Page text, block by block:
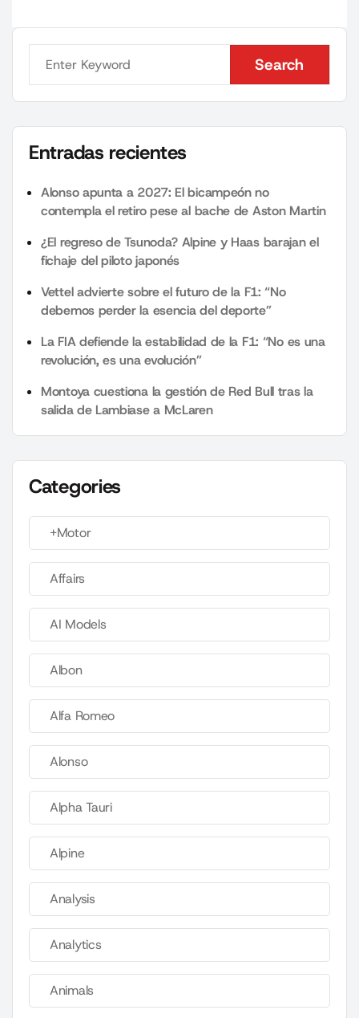
Search
Search
Entradas recientes
Alonso apunta a 2027: El bicampeón no
contempla el retiro pese al bache de Aston Martin
¿El regreso de Tsunoda? Alpine y Haas barajan el
fichaje del piloto japonés
Vettel advierte sobre el futuro de la F1: “No
debemos perder la esencia del deporte”
La FIA defiende la estabilidad de la F1: “No es una
revolución, es una evolución”
Montoya cuestiona la gestión de Red Bull tras la
salida de Lambiase a McLaren
Categories
+Motor
Affairs
AI Models
Albon
Alfa Romeo
Alonso
Alpha Tauri
Alpine
Analysis
Analytics
Animals